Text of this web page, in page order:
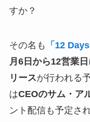
すか？
その名も 「12
月6日から12営業
リースが行われる
はCEOのサム・ア
ント配信も予定さ